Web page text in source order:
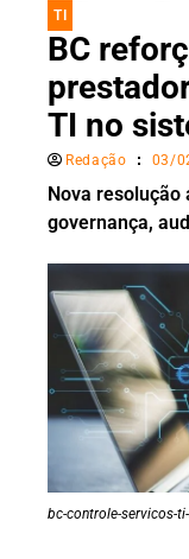
TI
BC
TI no
Redação 03/
Nova
governança,
bc-controle-servicos-